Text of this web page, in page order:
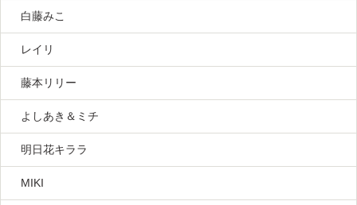
白藤みこ
レイリ
藤本リリー
よしあき＆ミチ
明日花キララ
MIKI